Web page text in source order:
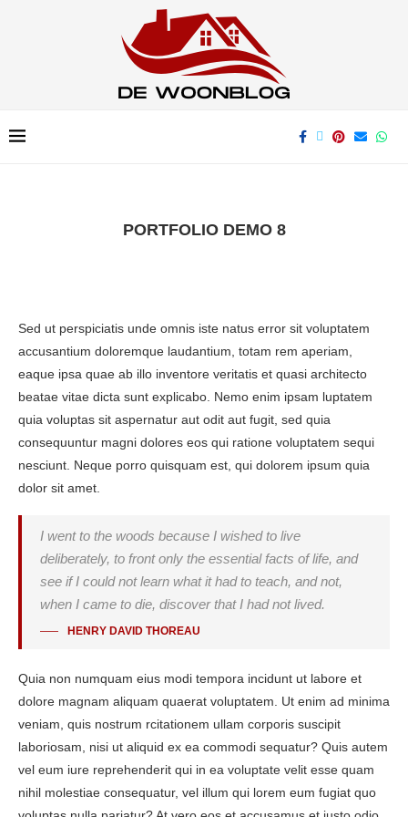
PORTFOLIO DEMO 8
Sed ut perspiciatis unde omnis iste natus error sit voluptatem
accusantium doloremque laudantium, totam rem aperiam,
eaque ipsa quae ab illo inventore veritatis et quasi architecto
beatae vitae dicta sunt explicabo. Nemo enim ipsam luptatem
quia voluptas sit aspernatur aut odit aut fugit, sed quia
consequuntur magni dolores eos qui ratione voluptatem sequi
nesciunt. Neque porro quisquam est, qui dolorem ipsum quia
dolor sit amet.
I went to the woods because I wished to live
deliberately, to front only the essential facts of life, and
see if I could not learn what it had to teach, and not,
when I came to die, discover that I had not lived.
HENRY DAVID THOREAU
Quia non numquam eius modi tempora incidunt ut labore et
dolore magnam aliquam quaerat voluptatem. Ut enim ad minima
veniam, quis nostrum rcitationem ullam corporis suscipit
laboriosam, nisi ut aliquid ex ea commodi sequatur? Quis autem
vel eum iure reprehenderit qui in ea voluptate velit esse quam
nihil molestiae consequatur, vel illum qui lorem eum fugiat quo